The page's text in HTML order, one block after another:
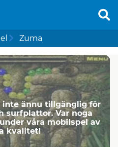
Zuma
inte ännu tillgänglig för
surfplattor. Var noga
våra mobilspel av
kvalitet!